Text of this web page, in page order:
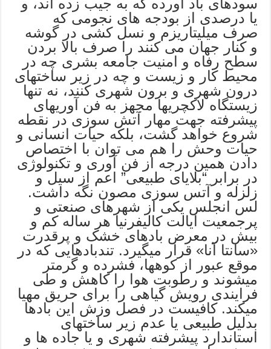
سودهای باد آورده که به جیب زده اند، و
یا درصدی از بودجه های نجومی که
صرف میلیتاریزم و نسل کشی در گوشه
و کنار جهان می کنند را صرف بالا بردن
سطح رفاه و امنیت جامعه بشری چه در
محیط کار و زیست و چه در زیر ساختهای
درون شهری و برون شهری کنند، نه تنها
زیستگاه لاکچریها مجهز به فن آوریهای
پیشرفته جهت مهار آتش سوزی در نقطه
شروع خواهد گشت، بلکه حیات انسانی و
حیات وحش را هم می توان با اختصاص
دادن همین درجه از فن آوری و تکنولوژی
در برابر “بلایای طبیعی” اعم از سیل و
زلزله و آتس سوزی مصون نگه داشت.
لس انجلس یکی از شهرهای صنعتی و
پرجمعیت ایالت کالیفرنیا هر ساله کم و
بیش در معرض بادهای خشک و پرقدرت
«سانتا آنا» قرار میگیرد. تندبادهایی که در
موقع عبور از کوهها، فشرده و گرمتر
میشوند و رطوبت هوا را کاهش و طی
فرایندی رویش گیاهی را برای حریق مهیا
میکند. کافیست در فصل وزش این بادها
بدلیل طبیعی یا عدم زیر ساختهای
استاندارد پیشرفته شهری و یا جاده ها و